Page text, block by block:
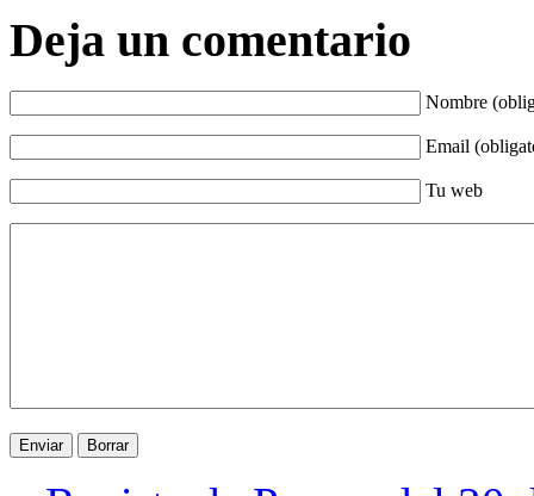
Deja un comentario
Nombre
Email
Tu web